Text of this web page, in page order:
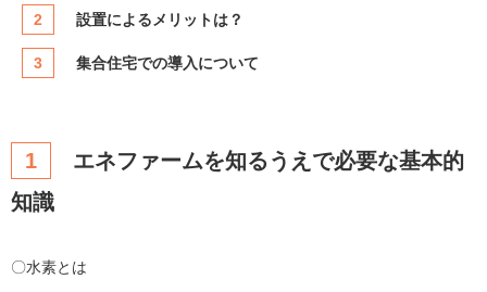
2 設置によるメリットは？
3 集合住宅での導入について
1
エネファームを知るうえで必要な基本的
知識
〇水素とは